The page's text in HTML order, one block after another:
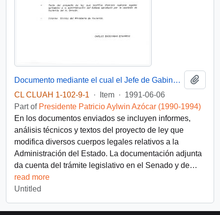
Documento mediante el cual el Jefe de Gabinete de la Presidencia remite antecedentes legislativos al destinatario, el sr. Alfonso Gacitúa, para su conocimiento
CL CLUAH 1-102-9-1
· Item · 1991-06-06
Part of Presidente Patricio Aylwin Azócar (1990-1994)
En los documentos enviados se incluyen informes,
análisis técnicos y textos del proyecto de ley que
modifica diversos cuerpos legales relativos a la
Administración del Estado. La documentación adjunta
da cuenta del trámite legislativo en el Senado y de…
read more
Untitled